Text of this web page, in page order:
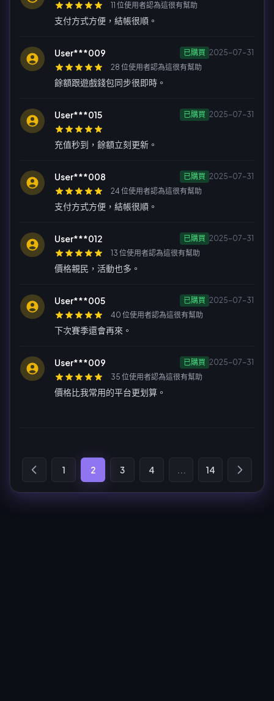
11 位使用者認為這很有幫助
支付方式方便，結帳很順。
User***009 已購買 2025-07-31
28 位使用者認為這很有幫助
餘額跟遊戲錢包同步很即時。
User***015 已購買 2025-07-31
充值秒到，餘額立刻更新。
User***008 已購買 2025-07-31
24 位使用者認為這很有幫助
支付方式方便，結帳很順。
User***012 已購買 2025-07-31
13 位使用者認為這很有幫助
價格親民，活動也多。
User***005 已購買 2025-07-31
40 位使用者認為這很有幫助
下次賽季還會再來。
User***009 已購買 2025-07-31
35 位使用者認為這很有幫助
價格比我常用的平台更划算。
1 2 3 4 ... 14